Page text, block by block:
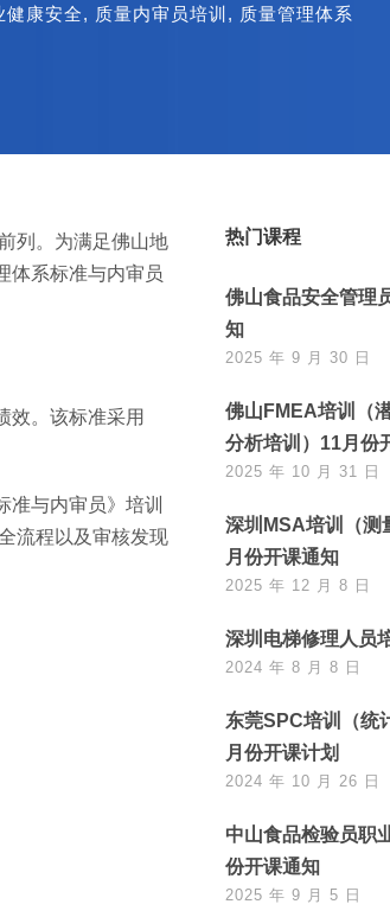
健康安全, 质量内审员培训 , 质量管理体系
列。为满足佛山地
体系标准与内审员
效。该标准采用
准与内审员》培训
流程以及审核发现
热门课程
佛山食品安全管理
知
2025 年 9 月 30 日
佛山FMEA培训（
分析培训）11月份
2025 年 10 月 31 日
深圳MSA培训（测
月份开课通知
2025 年 12 月 8 日
深圳电梯修理人员
2024 年 8 月 8 日
东莞SPC培训（统
月份开课计划
2024 年 10 月 26 日
中山食品检验员职
份开课通知
2025 年 9 月 5 日